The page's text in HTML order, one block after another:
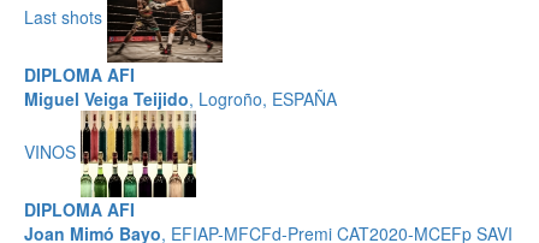
Last shots
DIPLOMA AFI
Miguel Veiga Teijido, Logroño, ESPAÑA
VINOS
DIPLOMA AFI
Joan Mimó Bayo, EFIAP-MFCFd-Premi CAT2020-MCEFp SAVI